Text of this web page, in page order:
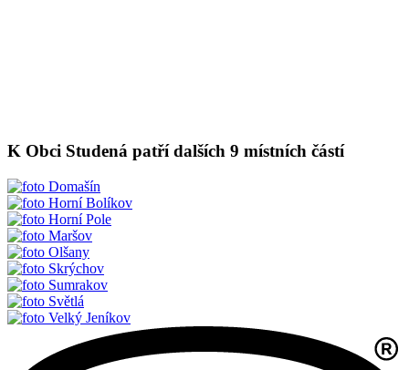
K Obci Studená patří dalších 9 místních částí
Domašín
Horní Bolíkov
Horní Pole
Maršov
Olšany
Skrýchov
Sumrakov
Světlá
Velký Jeníkov